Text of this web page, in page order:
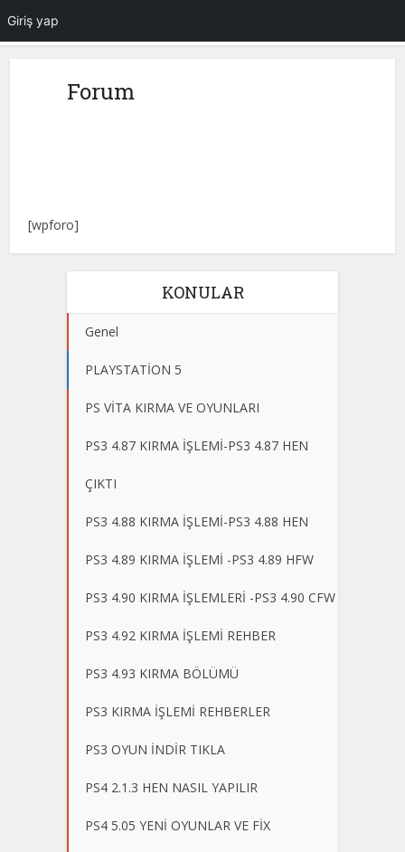
Forum
[wpforo]
KONULAR
Genel
PLAYSTATİON 5
PS VİTA KIRMA VE OYUNLARI
PS3 4.87 KIRMA İŞLEMİ-PS3 4.87 HEN
ÇIKTI
PS3 4.88 KIRMA İŞLEMİ-PS3 4.88 HEN
PS3 4.89 KIRMA İŞLEMİ -PS3 4.89 HFW
PS3 4.90 KIRMA İŞLEMLERİ -PS3 4.90 CFW
PS3 4.92 KIRMA İŞLEMİ REHBER
PS3 4.93 KIRMA BÖLÜMÜ
PS3 KIRMA İŞLEMİ REHBERLER
PS3 OYUN İNDİR TIKLA
PS4 2.1.3 HEN NASIL YAPILIR
PS4 5.05 YENİ OYUNLAR VE FİX
Giriş yap